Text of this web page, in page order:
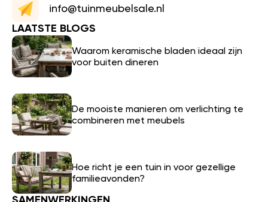
info@tuinmeubelsale.nl
LAATSTE BLOGS
Waarom keramische bladen ideaal zijn
voor buiten dineren
De mooiste manieren om verlichting te
combineren met meubels
Hoe richt je een tuin in voor gezellige
familieavonden?